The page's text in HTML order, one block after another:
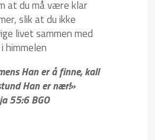
at du må være klar
slik at du ikke
livet sammen med
himmelen
Han er å finne, kall
Han er nær!»
55:6 BGO